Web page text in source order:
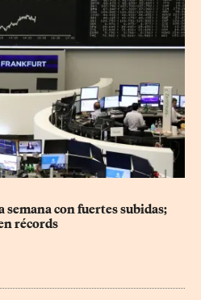
semana con fuertes subidas;
récords